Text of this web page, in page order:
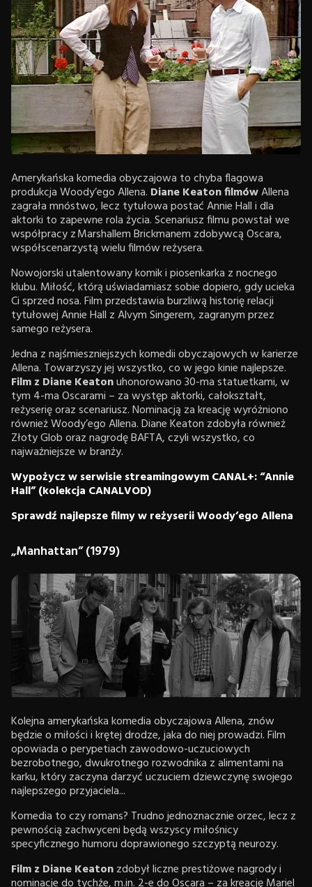
Amerykańska komedia obyczajowa to chyba flagowa
produkcja Woody’ego Allena. Diane Keaton filmówAllena
zagrała mnóstwo, lecz tytułowa postać Annie Hall i dla
aktorki to zapewne rola życia. Scenariusz filmu powstał we
współpracy z Marshallem Brickmanem zdobywcą Oscara,
współscenarzystą wielu filmów reżysera.
Nowojorski utalentowany komik i piosenkarka z nocnego
klubu. Miłość, którą uświadamiasz sobie dopiero, gdy ucieka
Ci sprzed nosa. Film przedstawia burzliwą historię relacji
tytułowej Annie Hall z Alvym Singerem, zagranym przez
samego reżysera.
Jedna z najśmieszniejszych komedii obyczajowych w karierze
Allena. Towarzyszy jej wszystko, co w jego kinie najlepsze.
Film z Diane Keatonuhonorowano 30-ma statuetkami, w
tym 4-ma Oscarami – za występ aktorki, całokształt,
reżyserię oraz scenariusz. Nominacją za kreację wyróżniono
również Woody’ego Allena. Diane Keaton zdobyła również
Złoty Glob oraz nagrodę BAFTA, czyli wszystko, co
najważniejsze w branży.
Wypożycz w serwisie streamingowym CANAL+: “Annie
Hall” (kolekcja CANALVOD)
Sprawdź najlepsze filmy w reżyserii Woody’ego Allena
„Manhattan” (1979)
Kolejna amerykańska komedia obyczajowa Allena, znów
będzie o miłości i krętej drodze, jaka do niej prowadzi. Film
opowiada o perypetiach zawodowo-uczuciowych
bezrobotnego, dwukrotnego rozwodnika z alimentami na
karku, który zaczyna darzyć uczuciem dziewczynę swojego
najlepszego przyjaciela...
Komedia to czy romans? Trudno jednoznacznie orzec, lecz z
pewnością zachwyceni będą wszyscy miłośnicy
specyficznego humoru doprawionego szczyptą neurozy.
Film z Diane Keatonzdobył liczne prestiżowe nagrody i